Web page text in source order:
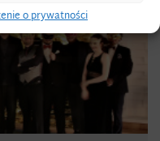
o prywatności